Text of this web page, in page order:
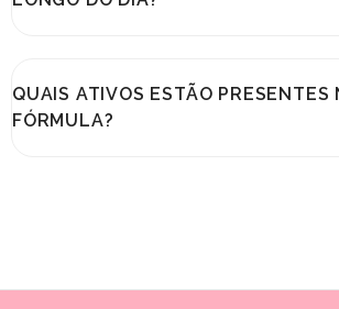
QUAIS ATIVOS ESTÃO PRESENTES
FÓRMULA?